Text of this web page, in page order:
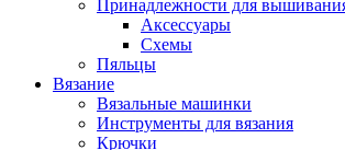
Принадлежности для
Аксессуары
Схемы
Пяльцы
Вязание
Вязальные машинки
Инструменты для вязания
Крючки